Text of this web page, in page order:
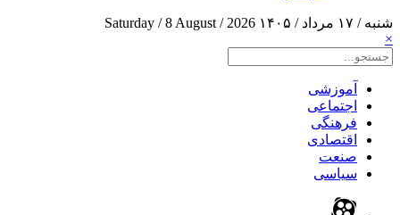
شنبه / ۱۷ مرداد / ۱۴۰۵
Saturday / 8 August / 2026
×
آموزشی
اجتماعی
فرهنگی
اقتصادی
صنعت
سیاسی